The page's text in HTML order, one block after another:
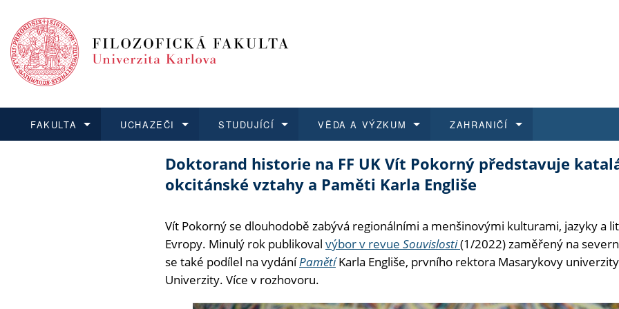
FAKULTA
Struktura a historie
Podpora a benefity pro zaměstnance
Absolventi fakulty
Fakultní školy FF UK
Pro
E-
UCHAZEČI
Co studovat a jak se přihlásit
Informace k průběhu přijímaček
STUDUJÍCÍ
Bakalářské a magisterské studium
Rigorózní řízení
VĚDA A VÝZKUM
O vědě a výzkumu na FF UK
Granty a projekty
ZAHRANIČÍ
Aktuální nabídky a výběrová řízení
Přijíždějící studenti
Vyjíždějící zaměstnanci
Doktorand historie na FF UK Vít Pokorný představuje
okcitánské vztahy a Paměti Karla Engliše
Vít Pokorný se dlouhodobě zabývá regionálními a menšinovými kulturami, jazyky a
Evropy. Minulý rok publikoval výbor v revue Souvislosti(1/2022) zaměřený na
se také podílel na vydáníPamětíKarla Engliše, prvního rektora Masarykovy
Univerzity. Více v rozhovoru.